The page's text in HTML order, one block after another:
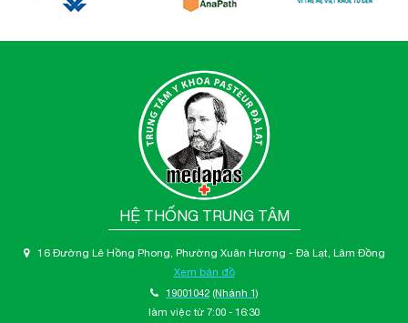
HỆ THỐNG TRUNG TÂM
16 Đường Lê Hồng Phong, Phường Xuân Hương - Đà Lạt, Lâm Đồng
Xem bản đồ
19001042 (Nhánh 1)
làm việc từ 7:00 - 16:30